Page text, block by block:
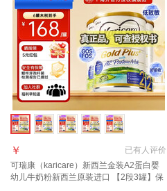
已有人评价
￥
可瑞康（karicare）新西兰金装A2蛋白婴
幼儿牛奶粉新西兰原装进口 【2段3罐】保